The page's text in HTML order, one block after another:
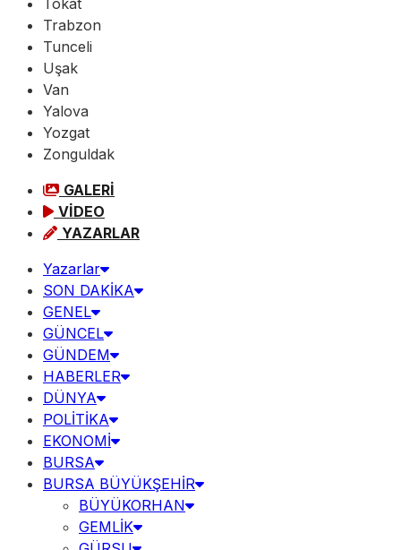
Tokat
Trabzon
Tunceli
Uşak
Van
Yalova
Yozgat
Zonguldak
GALERİ
VİDEO
YAZARLAR
Yazarlar
SON DAKİKA
GENEL
GÜNCEL
GÜNDEM
HABERLER
DÜNYA
POLİTİKA
EKONOMİ
BURSA
BURSA BÜYÜKŞEHİR
BÜYÜKORHAN
GEMLİK